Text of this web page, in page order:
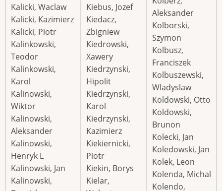
Kalicki, Waclaw
Kalicki, Kazimierz
Kalicki, Piotr
Kalinkowski,
Teodor
Kalinkowski,
Karol
Kalinowski,
Wiktor
Kalinowski,
Aleksander
Kalinowski,
Henryk L
Kalinowski, Jan
Kalinowski,
Kiebus, Jozef
Kiedacz,
Zbigniew
Kiedrowski,
Xawery
Kiedrzynski,
Hipolit
Kiedrzynski,
Karol
Kiedrzynski,
Kazimierz
Kiekiernicki,
Piotr
Kiekin, Borys
Kielar,
Aleksander
Kolborski,
Szymon
Kolbusz,
Franciszek
Kolbuszewski,
Wladyslaw
Koldowski, Otto
Koldowski,
Brunon
Kolecki, Jan
Koledowski, Jan
Kolek, Leon
Kolenda, Michal
Kolendo,